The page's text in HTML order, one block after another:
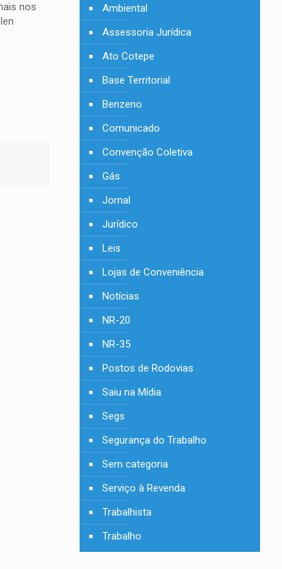
nos
Ambiental
Assessoria Jurídica
Ato Cotepe
Base Territorial
Benzeno
Comunicado
Convenção Coletiva
Gás
Jornal
Jurídico
Leis
Lojas de Conveniência
Notícias
NR-20
NR-35
Postos de Rodovias
Saiu na Mídia
Segs
Segurança do Trabalho
Sem categoria
Serviço à Revenda
Trabalhista
Trabalho